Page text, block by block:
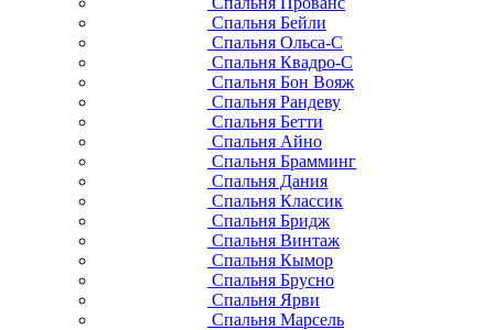
Спальня Бейли
Спальня Ольса-С
Спальня Квадро-С
Спальня Бон Вояж
Спальня Рандеву
Спальня Бетти
Спальня Айно
Спальня Брамминг
Спальня Дания
Спальня Классик
Спальня Бридж
Спальня Винтаж
Спальня Кымор
Спальня Брусно
Спальня Ярви
Спальня Марсель